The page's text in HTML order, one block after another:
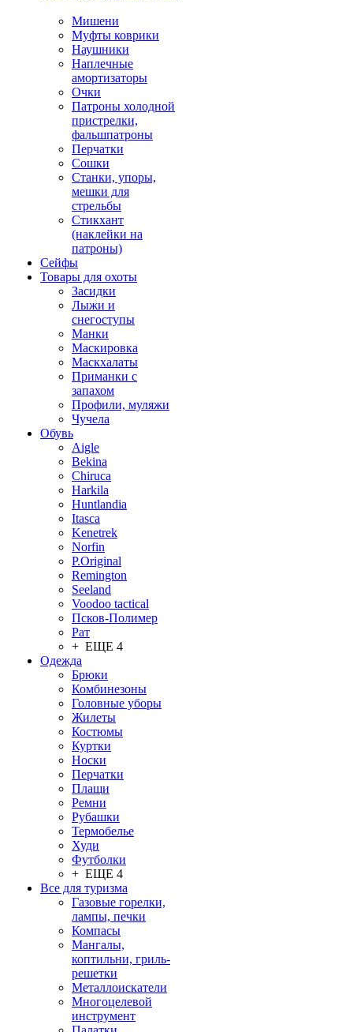
Мишени
Муфты коврики
Наушники
Наплечные
амортизаторы
Очки
Патроны холодной
пристрелки,
фальшпатроны
Перчатки
Сошки
Станки, упоры,
мешки для
стрельбы
Стикхант
(наклейки на
патроны)
Сейфы
Товары для охоты
Засидки
Лыжи и
снегоступы
Манки
Маскировка
Маскхалаты
Приманки с
запахом
Профили, муляжи
Чучела
Обувь
Aigle
Bekina
Chiruсa
Harkila
Huntlandia
Itasca
Kenetrek
Norfin
P.Original
Remington
Seeland
Voodoo tactical
Псков-Полимер
Рат
+ ЕЩЕ 4
Одежда
Брюки
Комбинезоны
Головные уборы
Жилеты
Костюмы
Куртки
Носки
Перчатки
Плащи
Ремни
Рубашки
Термобелье
Худи
Футболки
+ ЕЩЕ 4
Все для туризма
Газовые горелки,
лампы, печки
Компасы
Мангалы,
коптильни, гриль-
решетки
Металлоискатели
Многоцелевой
инструмент